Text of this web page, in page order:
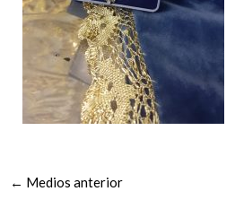
← Medios anterior